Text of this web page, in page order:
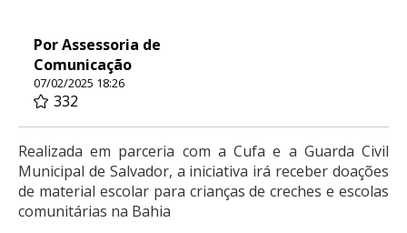
Por Assessoria de
Comunicação
07/02/2025 18:26
332
Realizada em parceria com a Cufa e a Guarda Civil
Municipal de Salvador, a iniciativa irá receber doações
de material escolar para crianças de creches e escolas
comunitárias na Bahia